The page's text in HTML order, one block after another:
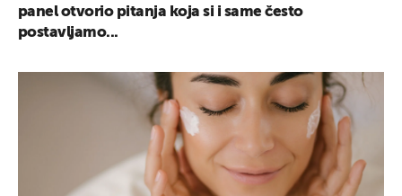
panel otvorio pitanja koja si i same često
postavljamo...